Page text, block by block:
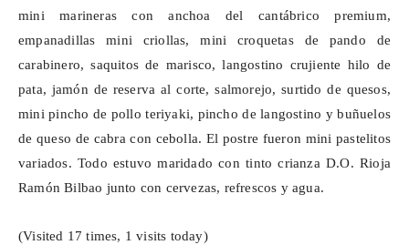
mini marineras con anchoa del cantábrico premium,
empanadillas mini criollas, mini croquetas de pando de
carabinero, saquitos de marisco, langostino crujiente hilo de
pata, jamón de reserva al corte, salmorejo, surtido de quesos,
mini pincho de pollo teriyaki, pincho de langostino y buñuelos
de queso de cabra con cebolla. El postre fueron mini pastelitos
variados. Todo estuvo maridado continto crianzaD.O. Rioja
Ramón Bilbao junto con cervezas, refrescos y agua.
(Visited 17 times, 1 visits today)